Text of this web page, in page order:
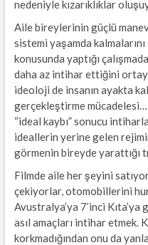
nedeniyle kızarıklıklar
Aile bireylerinin güçlü
sistemi yaşamda
konusunda yaptığı
daha az intihar ettiğini
ideoloji de insanın ayakta
gerçekleştirme
“ideal kaybı” sonucu
ideallerin yerine gelen
görmenin bireyde yarattığı
Filmde aile her şeyini
çekiyorlar, otomobillerini
Avustralya’ya 7’inci
asıl amaçları intihar etmek.
korkmadığından onu da